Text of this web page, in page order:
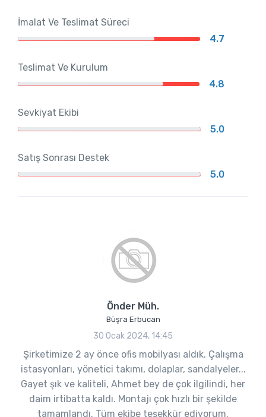
İmalat Ve Teslimat Süreci
4.7
Teslimat Ve Kurulum
4.8
Sevkiyat Ekibi
5.0
Satış Sonrası Destek
5.0
Önder Müh.
Büşra Erbucan
30 Ocak 2024, 14:45
Şirketimize 2 ay önce ofis mobilyası aldık. Çalışma
istasyonları, yönetici takımı, dolaplar, sandalyeler...
Gayet şık ve kaliteli, Ahmet bey de çok ilgilindi, her
daim irtibatta kaldı. Montajı çok hızlı bir şekilde
tamamlandı. Tüm ekibe teşekkür ediyorum.